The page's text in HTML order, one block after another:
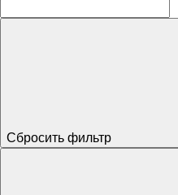
Сбросить фильтр